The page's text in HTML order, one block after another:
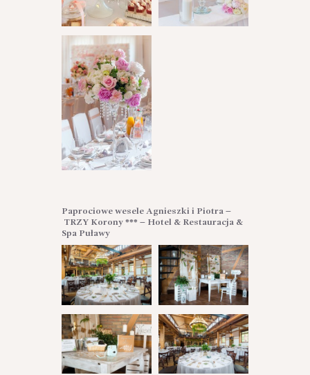
Paprociowe wesele Agnieszki i Piotra –
TRZY Korony *** – Hotel & Restauracja &
Spa Puławy